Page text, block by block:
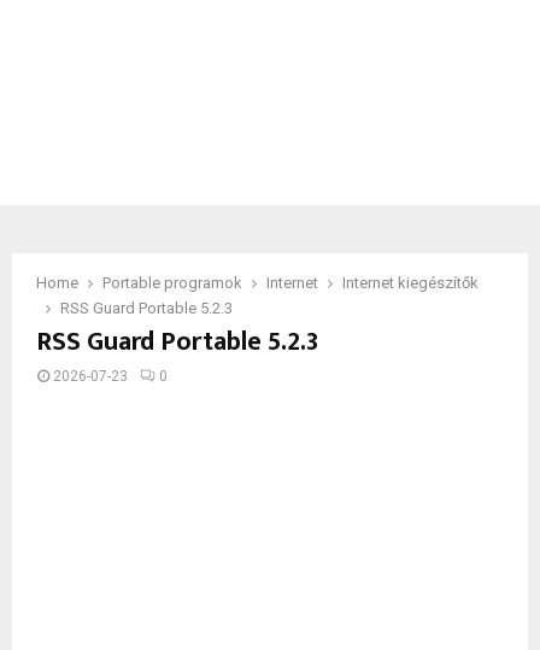
Home Portable programok Internet
Internet kiegészítők
RSS Guard Portable 5.2.3
RSS Guard Portable 5.2.3
2026-07-23 0